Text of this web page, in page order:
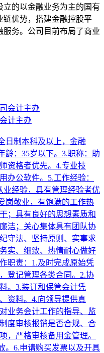
的以金融业务为主的国有
链优势，搭建金融控股平
务。公司目前布局了商业
计主办
日制本科及以上，金融
龄：35岁以下。3.职称：助
资格者优先。4.专业技
办公软件。5.工作经验：
业经验，具有管理经验者优
岗敬业，有饱满的工作热
；具有良好的思想素质和
洁；关心集体具有团队协
守法、坚持原则、实事求
实、细致、热情耐心做好
职责：1.及时完成原始凭
登记管理各类合同。2.协
。3.装订和保管会计凭
资料。4.向领导提供真
业务会计工作的指导、监
度审核报销是否合规、合
，严格审核备用金管理。
。6.申请购买发票以及开具